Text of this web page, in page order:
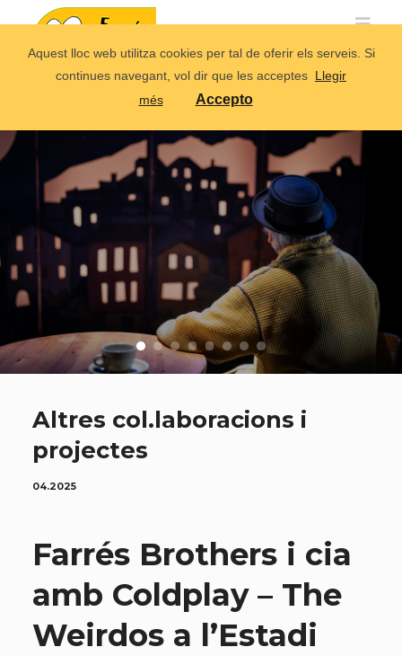
Altres col.laboracions i
projectes
04.2025
Farrés Brothers i cia
amb Coldplay – The
Weirdos a l’Estadi
Aquest lloc web utilitza cookies per tal de oferir els serveis. Si
continues navegant, vol dir que les acceptes Llegir
més
Accepto